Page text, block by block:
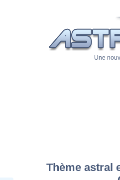
Une
Thème astral